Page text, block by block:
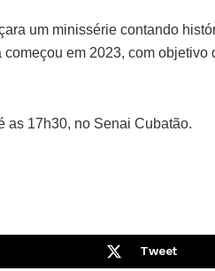
um minissérie contando
em 2023, com objetivo
as 17h30, no Senai Cubatão.
Tweet